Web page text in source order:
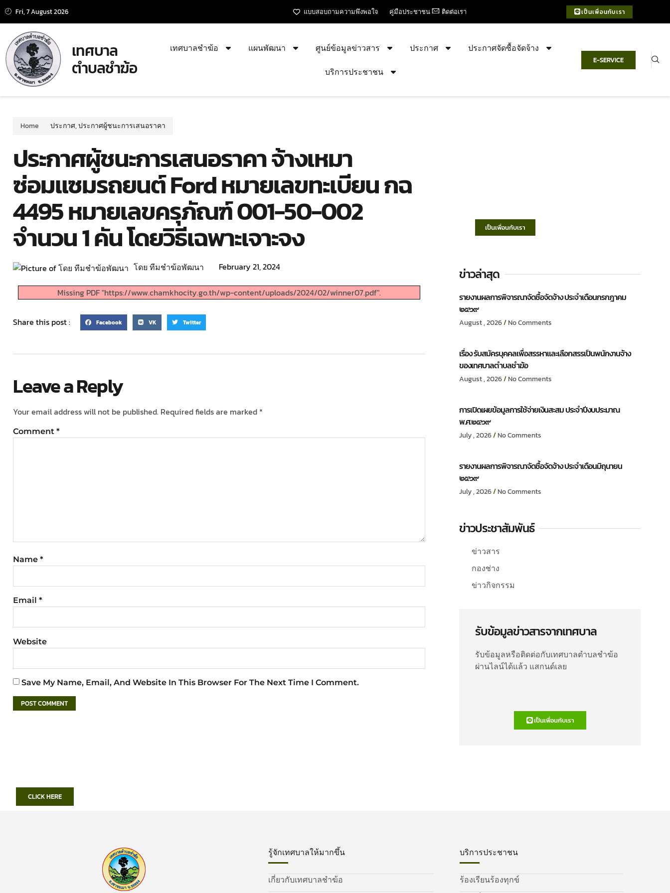
Fri, 7 August 2026 แบบสอบถามความพึงพอใจ คู่มือประชาชน ติดต่อเรา เป็นเพื่อนกับเรา
เทศบาล
ตำบลชำฆ้อ
เทศบาลชำฆ้อ แผนพัฒนา ศูนย์ข้อมูลข่าวสาร ประกาศ
ประกาศจัดซื้อจัดจ้าง
บริการประชาชน
E-SERVICE
Home ประกาศ,ประกาศผู้ชนะการเสนอราคา
ประกาศผู้ชนะการเสนอราคา จ้างเหมา
ซ่อมแซมรถยนต์ Ford หมายเลขทะเบียน กฉ
4495 หมายเลขครุภัณฑ์ 001-50-002
จำนวน 1 คัน โดยวิธีเฉพาะเจาะจง
โดย ทีมชำฆ้อพัฒนา February 21, 2024
Missing PDF "https://www.chamkhocity.go.th/wp-content/uploads/2024/02/winner07.pdf".
Share this post : Facebook VK Twitter
Leave a Reply
Your email address will not be published. Required fields are marked *
Comment *
Name *
Email *
Website
Save My Name, Email, And Website In This Browser For The Next Time I Comment.
เป็นเพื่อนกับเรา
ข่าวล่าสุด
รายงานผลการพิจารณาจัดซื้อจัดจ้าง ประจำเดือนกรกฎาคม
๒๕๖๙
August , 2026 No Comments
เรื่อง รับสมัครบุคคลเพื่อสรรหาและเลือกสรรเป็นพนักงานจ้าง
ของเทศบาลตำบลชำฆ้อ
August , 2026 No Comments
การเปิดเผยข้อมูลการใช้จ่ายเงินสะสม ประจำปีงบประมาณ
พ.ศ.๒๕๖๙
July , 2026 No Comments
รายงานผลการพิจารณาจัดซื้อจัดจ้าง ประจำเดือนมิถุนายน
๒๕๖๙
July , 2026 No Comments
ข่าวประชาสัมพันธ์
ข่าวสาร
กองช่าง
ข่าวกิจกรรม
รับข้อมูลข่าวสารจากเทศบาล
รับข้อมูลหรือติดต่อกับเทศบาลตำบลชำฆ้อ
ผ่านไลน์ได้แล้ว แสกนด์เลย
เป็นเพื่อนกับเรา
CLICK HERE
รู้จักเทศบาลให้มากขึ้น
เกี่ยวกับเทศบาลชำฆ้อ
บริการประชาชน
ร้องเรียนร้องทุกข์